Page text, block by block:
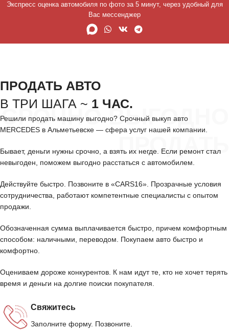
Экспресс оценка автомобиля по фото за 5 минут, через удобный для
Вас мессенджер
СРОЧНО ВЫГОДНО
ПРОДАТЬ
ПРОДАТЬ АВТО
В ТРИ ШАГА ~ 1 ЧАС.
Решили продать машину выгодно? Срочный выкуп авто
MERCEDES в Альметьевске — сфера услуг нашей компании.
Бывает, деньги нужны срочно, а взять их негде. Если ремонт стал
невыгоден, поможем выгодно расстаться с автомобилем.
Действуйте быстро. Позвоните в «CARS16». Прозрачные условия
сотрудничества, работают компетентные специалисты с опытом
продажи.
Обозначенная сумма выплачивается быстро, причем комфортным
способом: наличными, переводом. Покупаем авто быстро и
комфортно.
Оцениваем дороже конкурентов. К нам идут те, кто не хочет терять
время и деньги на долгие поиски покупателя.
Свяжитесь
Заполните форму. Позвоните.